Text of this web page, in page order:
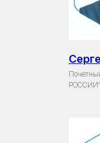
РОССИИ"